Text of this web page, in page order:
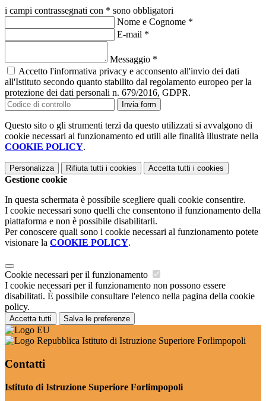
i campi contrassegnati con * sono obbligatori
Nome e Cognome *
E-mail *
Messaggio *
Accetto l'informativa privacy e acconsento all'invio dei dati
all'Istituto secondo quanto stabilito dal regolamento europeo per la
protezione dei dati personali n. 679/2016, GDPR.
Invia form
Questo sito o gli strumenti terzi da questo utilizzati si avvalgono di
cookie necessari al funzionamento ed utili alle finalità illustrate nella
COOKIE POLICY.
Personalizza Rifiuta tutti i cookies Accetta tutti i cookies
Gestione cookie
In questa schermata è possibile scegliere quali cookie consentire.
I cookie necessari sono quelli che consentono il funzionamento della
piattaforma e non è possibile disabilitarli.
Per conoscere quali sono i cookie necessari al funzionamento potete
visionare la COOKIE POLICY.
Cookie necessari per il funzionamento
I cookie necessari per il funzionamento non possono essere
disabilitati. È possibile consultare l'elenco nella pagina della cookie
policy.
Accetta tutti Salva le preferenze
Istituto di Istruzione Superiore Forlimpopoli
Contatti
Istituto di Istruzione Superiore Forlimpopoli